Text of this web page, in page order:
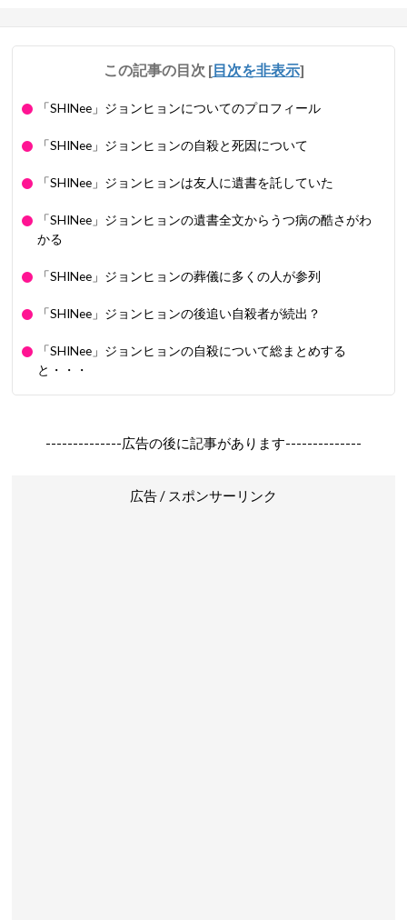
この記事の目次 [目次を非表示]
「SHINee」ジョンヒョンについてのプロフィール
「SHINee」ジョンヒョンの自殺と死因について
「SHINee」ジョンヒョンは友人に遺書を託していた
「SHINee」ジョンヒョンの遺書全文からうつ病の酷さがわ
かる
「SHINee」ジョンヒョンの葬儀に多くの人が参列
「SHINee」ジョンヒョンの後追い自殺者が続出？
「SHINee」ジョンヒョンの自殺について総まとめする
と・・・
--------------広告の後に記事があります--------------
広告 / スポンサーリンク